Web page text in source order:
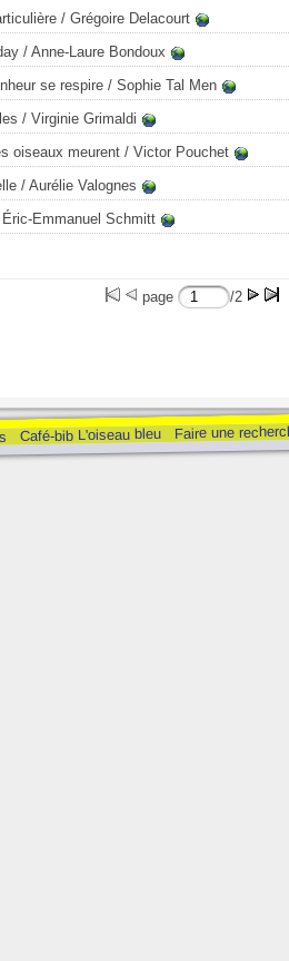
/ Grégoire Delacourt
/ Anne-Laure Bondoux
se respire / Sophie Tal Men
/ Virginie Grimaldi
oiseaux meurent / Victor Pouchet
/ Aurélie Valognes
Emmanuel Schmitt
page /2
Café-bib L'oiseau bleu Faire une